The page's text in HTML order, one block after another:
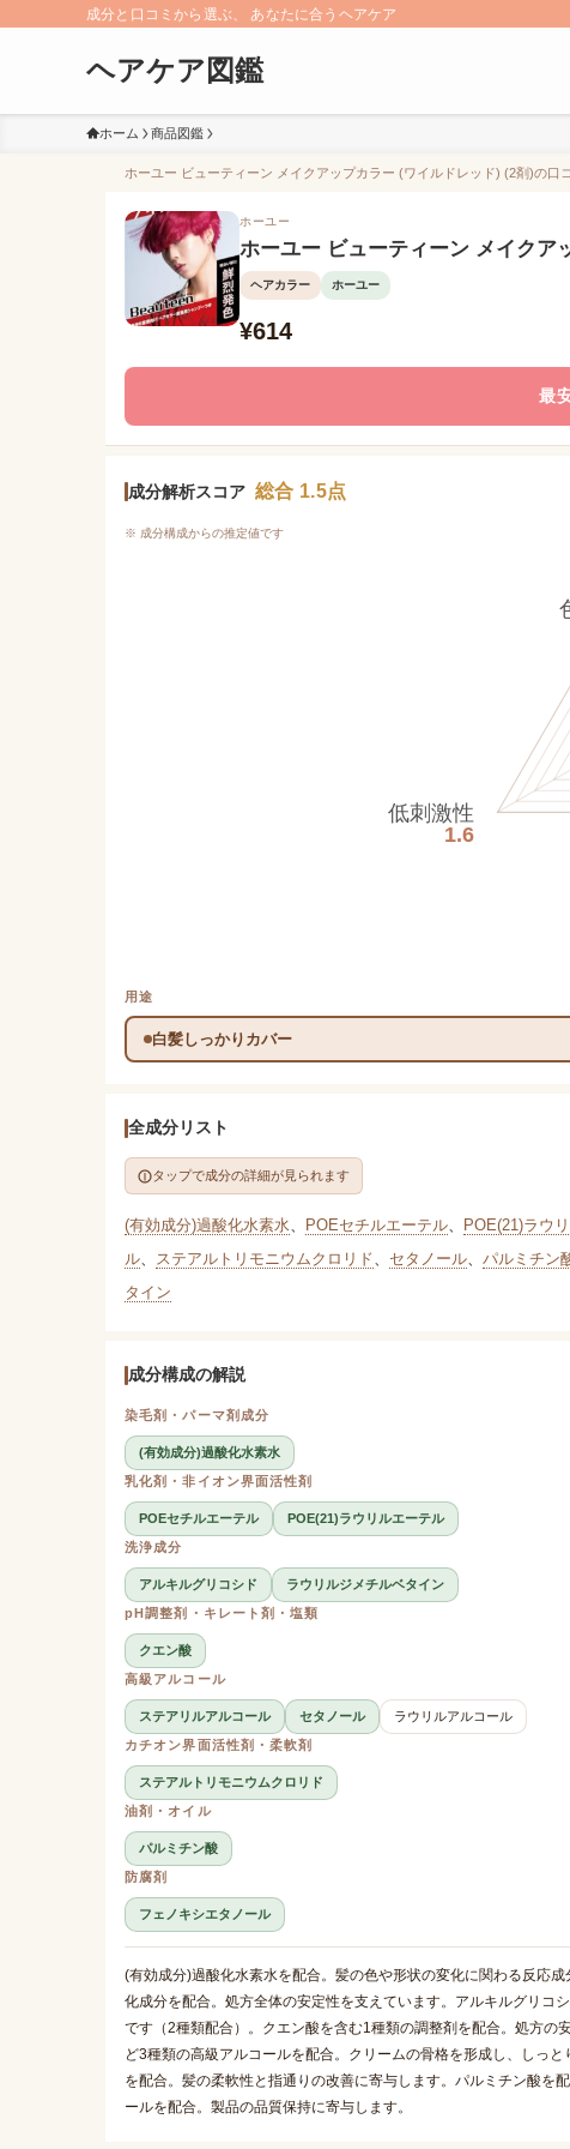
成分と口コミから選ぶ、 あなたに合うヘアケア
ヘアケア図鑑
ホーム 商品図鑑
ホーユー ビューティーン メイクアップカラー (ワイルドレッド) (2剤)の口
ホーユー
ホーユー ビューティーン メイクア
ヘアカラー ホーユー
¥614
最
成分解析スコア 総合 1.5点
※ 成分構成からの推定値です
低刺激性
1.6
用途
白髪しっかりカバー
全成分リスト
タップで成分の詳細が見られます
(有効成分)過酸化水素水、 POEセチルエーテル、 POE(21)ラウ
ル、 ステアルトリモニウムクロリド、 セタノール、 パルミチン
タイン
成分構成の解説
染毛剤・パーマ剤成分
(有効成分)過酸化水素水
乳化剤・非イオン界面活性剤
POEセチルエーテル
POE(21)ラウリルエーテル
洗浄成分
アルキルグリコシド
ラウリルジメチルベタイン
pH調整剤・キレート剤・塩類
クエン酸
高級アルコール
ステアリルアルコール セタノール
ラウリルアルコール
カチオン界面活性剤・柔軟剤
ステアルトリモニウムクロリド
油剤・オイル
パルミチン酸
防腐剤
フェノキシエタノール
(有効成分)過酸化水素水を配合。髪の色や形状の変化に関わる反応
化成分を配合。処方全体の安定性を支えています。アルキルグリコ
です（2種類配合）。クエン酸を含む1種類の調整剤を配合。処方
ど3種類の高級アルコールを配合。クリームの骨格を形成し、しっ
を配合。髪の柔軟性と指通りの改善に寄与します。パルミチン酸を
ールを配合。製品の品質保持に寄与します。